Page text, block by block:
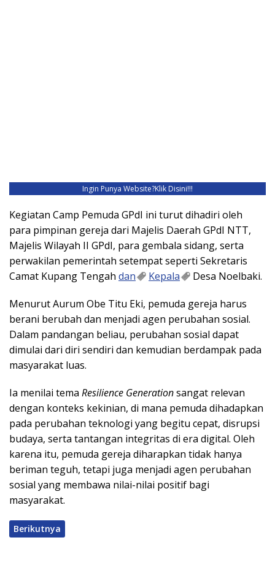
Ingin Punya Website?Klik Disini!!!
Kegiatan Camp Pemuda GPdI ini turut dihadiri oleh
para pimpinan gereja dari Majelis Daerah GPdI NTT,
Majelis Wilayah II GPdI, para gembala sidang, serta
perwakilan pemerintah setempat seperti Sekretaris
Camat Kupang Tengah dan Kepala Desa Noelbaki.
Menurut Aurum Obe Titu Eki, pemuda gereja harus
berani berubah dan menjadi agen perubahan sosial.
Dalam pandangan beliau, perubahan sosial dapat
dimulai dari diri sendiri dan kemudian berdampak pada
masyarakat luas.
Ia menilai tema Resilience Generationsangat relevan
dengan konteks kekinian, di mana pemuda dihadapkan
pada perubahan teknologi yang begitu cepat, disrupsi
budaya, serta tantangan integritas di era digital. Oleh
karena itu, pemuda gereja diharapkan tidak hanya
beriman teguh, tetapi juga menjadi agen perubahan
sosial yang membawa nilai-nilai positif bagi
masyarakat.
Berikutnya